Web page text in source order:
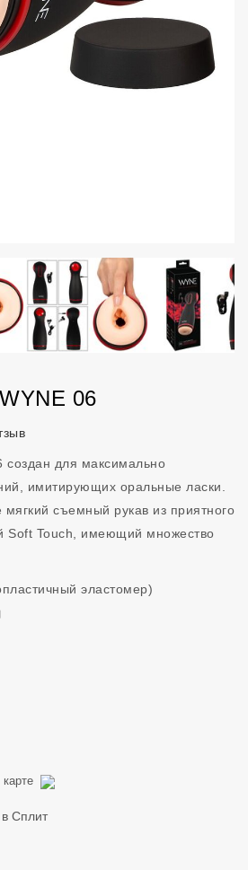
06
создан для максимально
имитирующих оральные ласки.
съемный рукав из приятного
Soft Touch, имеющий множество
эластомер)
платежа в Сплит
Сплит